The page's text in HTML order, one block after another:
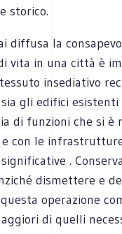
storico.
diffusa la
vita in una città è
insediativo
gli edifici esistenti
di funzioni che si è
con le
.
dismettere e
operazione
di quelli